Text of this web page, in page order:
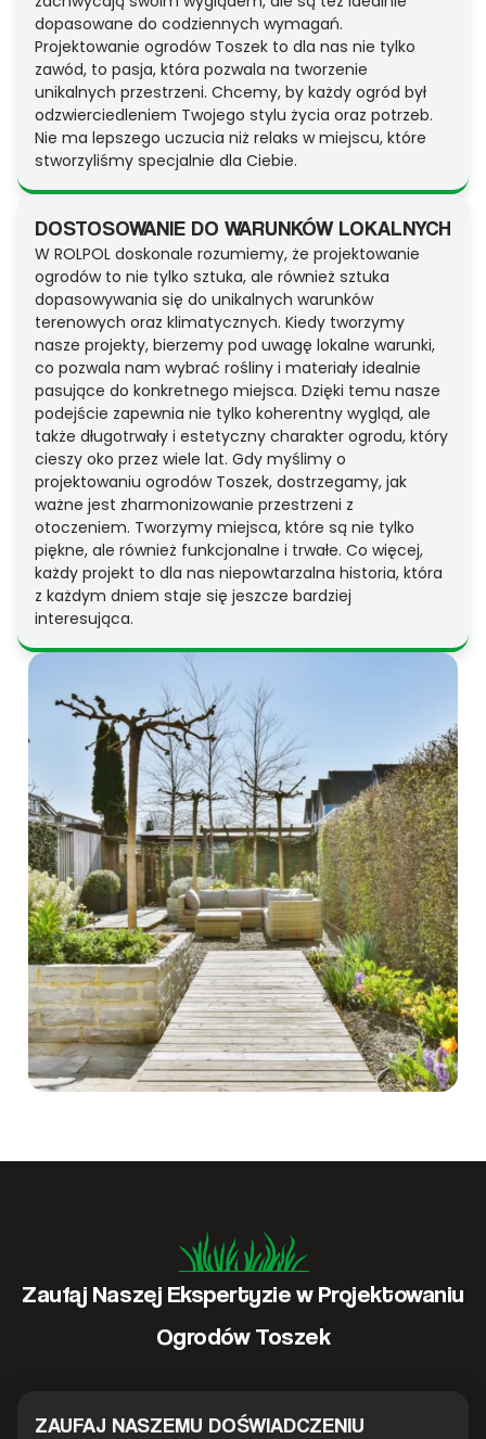
dopasowane do codziennych wymagań.
Projektowanie ogrodów Toszek to dla nas nie tylko
zawód, to pasja, która pozwala na tworzenie
unikalnych przestrzeni. Chcemy, by każdy ogród był
odzwierciedleniem Twojego stylu życia oraz potrzeb.
Nie ma lepszego uczucia niż relaks w miejscu, które
stworzyliśmy specjalnie dla Ciebie.
DOSTOSOWANIE DO WARUNKÓW LOKALNYCH
W ROLPOL doskonale rozumiemy, że projektowanie
ogrodów to nie tylko sztuka, ale również sztuka
dopasowywania się do unikalnych warunków
terenowych oraz klimatycznych. Kiedy tworzymy
nasze projekty, bierzemy pod uwagę lokalne warunki,
co pozwala nam wybrać rośliny i materiały idealnie
pasujące do konkretnego miejsca. Dzięki temu nasze
podejście zapewnia nie tylko koherentny wygląd, ale
także długotrwały i estetyczny charakter ogrodu, który
cieszy oko przez wiele lat. Gdy myślimy o
projektowaniu ogrodów Toszek, dostrzegamy, jak
ważne jest zharmonizowanie przestrzeni z
otoczeniem. Tworzymy miejsca, które są nie tylko
piękne, ale również funkcjonalne i trwałe. Co więcej,
każdy projekt to dla nas niepowtarzalna historia, która
z każdym dniem staje się jeszcze bardziej
interesująca.
Zaufaj Naszej Ekspertyzie w Projektowaniu
Ogrodów Toszek
ZAUFAJ NASZEMU DOŚWIADCZENIU